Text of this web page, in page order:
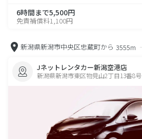
6時間まで5,500円
免責補償料1,100円
新潟県新潟市中央区忠蔵町から 3555m
Jネットレンタカー新潟空港店
新潟県新潟市東区物見山2丁目13番8号